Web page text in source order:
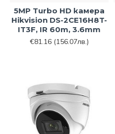
5MP Turbo HD камера
Hikvision DS-2CE16H8T-
IT3F, IR 60m, 3.6mm
€81.16 (156.07лв.)